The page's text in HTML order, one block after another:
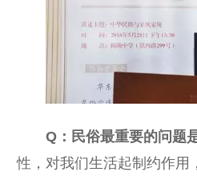
Q：民俗最重要的问题
性，对我们生活起制约作用